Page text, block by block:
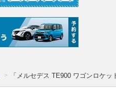
「メルセデス TE900 ワゴンロケ